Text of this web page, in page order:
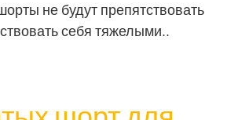
не будут препятствовать
себя тяжелыми..